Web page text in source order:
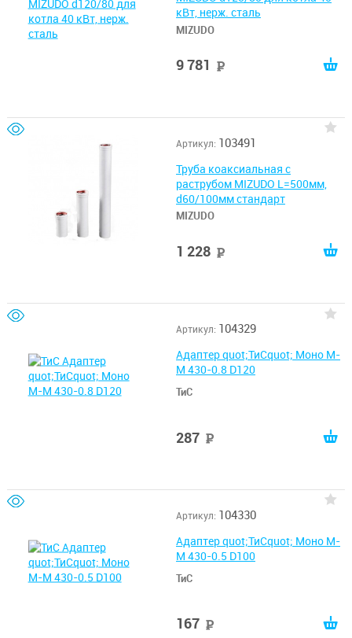
кВт, нерж. сталь
MIZUDO
9 781
Артикул: 103491
Труба коаксиальная с
раструбом MIZUDO L=500мм,
d60/100мм стандарт
MIZUDO
1 228
Артикул: 104329
Адаптер quot;ТиСquot; Моно М-
М 430-0.8 D120
ТиС
287
Артикул: 104330
Адаптер quot;ТиСquot; Моно М-
М 430-0.5 D100
ТиС
167